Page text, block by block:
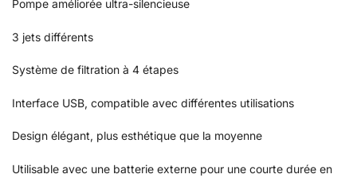
Pompe améliorée ultra-silencieuse
3 jets différents
Système de filtration à 4 étapes
Interface USB, compatible avec différentes utilisations
Design élégant, plus esthétique que la moyenne
Utilisable avec une batterie externe pour une courte durée en